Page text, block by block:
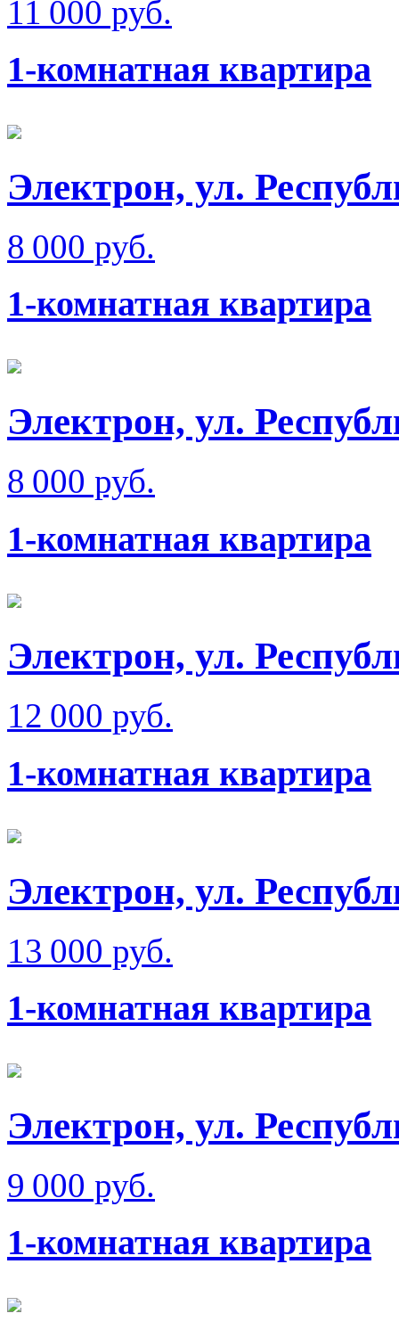
11 000 руб.
1-комнатная квартира
Электрон, ул.
8 000 руб.
1-комнатная квартира
Электрон, ул.
8 000 руб.
1-комнатная квартира
Электрон, ул.
12 000 руб.
1-комнатная квартира
Электрон, ул.
13 000 руб.
1-комнатная квартира
Электрон, ул.
9 000 руб.
1-комнатная квартира